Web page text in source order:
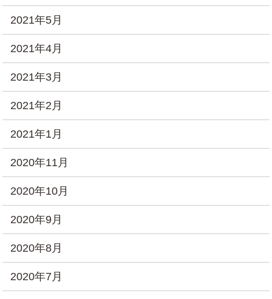
2021年5月
2021年4月
2021年3月
2021年2月
2021年1月
2020年11月
2020年10月
2020年9月
2020年8月
2020年7月